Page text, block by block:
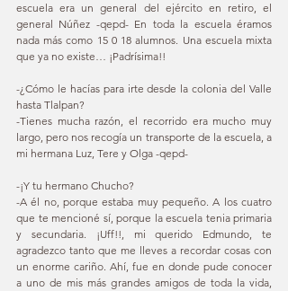
escuela era un general del ejército en retiro, el
general Núñez -qepd- En toda la escuela éramos
nada más como 15 0 18 alumnos. Una escuela mixta
que ya no existe… ¡Padrísima!!
-¿Cómo le hacías para irte desde la colonia del Valle
hasta Tlalpan?
-Tienes mucha razón, el recorrido era mucho muy
largo, pero nos recogía un transporte de la escuela, a
mi hermana Luz, Tere y Olga -qepd-
-¡Y tu hermano Chucho?
-A él no, porque estaba muy pequeño. A los cuatro
que te mencioné sí, porque la escuela tenia primaria
y secundaria. ¡Uff!!, mi querido Edmundo, te
agradezco tanto que me lleves a recordar cosas con
un enorme cariño. Ahí, fue en donde pude conocer
a uno de mis más grandes amigos de toda la vida,